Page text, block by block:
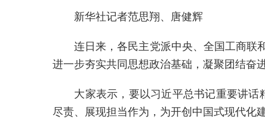
新华社记者范思翔、唐健辉
连日来，各民主党派中央、全国工商联和
进一步夯实共同思想政治基础，凝聚团结奋进
大家表示，要以习近平总书记重要讲话
尽责、展现担当作为，为开创中国式现代化